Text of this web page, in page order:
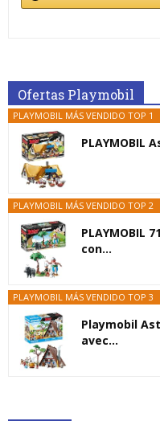
Ofertas Playmobil
PLAYMOBIL MÁS VENDIDO TOP 1
PLAYMOBIL
PLAYMOBIL MÁS VENDIDO TOP 2
PLAYMOBIL
con...
PLAYMOBIL MÁS VENDIDO TOP 3
Playmobil
avec...